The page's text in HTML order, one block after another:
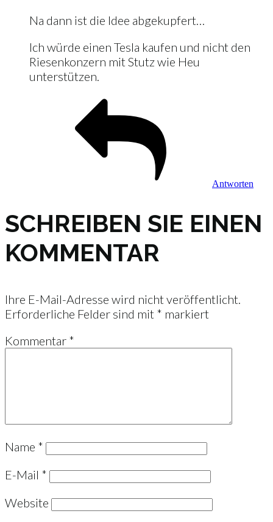
Na dann ist die Idee abgekupfert…
Ich würde einen Tesla kaufen und nicht den
Riesenkonzern mit Stutz wie Heu
unterstützen.
Antworten
SCHREIBEN SIE EINEN
KOMMENTAR
Ihre E-Mail-Adresse wird nicht veröffentlicht.
Erforderliche Felder sind mit * markiert
Kommentar *
Name *
E-Mail *
Website